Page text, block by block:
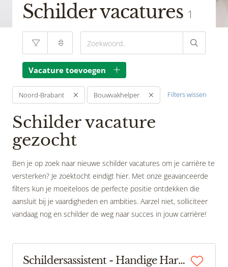
Schilder vacatures 1
Vacature toevoegen
Noord-Brabant Bouwvakhelper Filters wissen
Schilder vacature
gezocht
Ben je op zoek naar nieuwe schilder vacatures om je carrière te
versterken? Je zoektocht eindigt hier. Met onze geavanceerde
filters kun je moeiteloos de perfecte positie ontdekken die
aansluit bij je vaardigheden en ambities. Aarzel niet, solliciteer
vandaag nog en schilder de weg naar succes in jouw carrière!
Schildersassistent - Handige Harry/Harriët gezocht!